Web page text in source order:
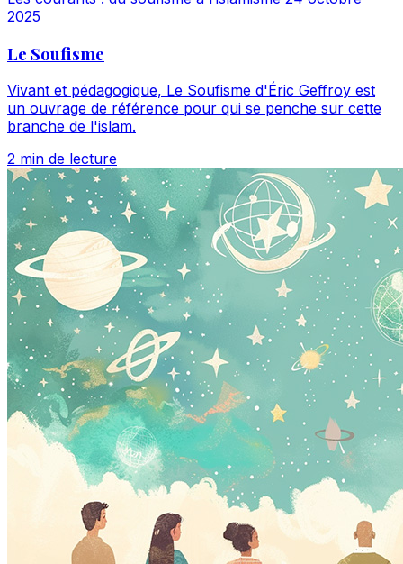
2025
Le Soufisme
Vivant et pédagogique, Le Soufisme d'Éric Geffroy est
un ouvrage de référence pour qui se penche sur cette
branche de l'islam.
2 min de lecture